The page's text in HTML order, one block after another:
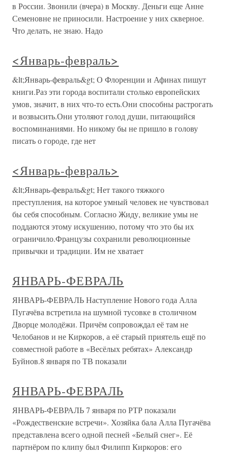
в России. Звонили (вчера) в Москву. Деньги еще Анне
Семеновне не приносили. Настроение у них скверное.
Что делать, не знаю. Надо
<Январь-февраль>
&lt;Январь-февраль&gt; О Флоренции и Афинах пишут
книги.Раз эти города воспитали столько европейских
умов, значит, в них что-то есть.Они способны растрогать
и возвысить.Они утоляют голод души, питающийся
воспоминаниями. Но никому бы не пришло в голову
писать о городе, где нет
<Январь-февраль>
&lt;Январь-февраль&gt; Нет такого тяжкого
преступления, на которое умный человек не чувствовал
бы себя способным. Согласно Жиду, великие умы не
поддаются этому искушению, потому что это бы их
ограничило.Французы сохранили революционные
привычки и традиции. Им не хватает
ЯНВАРЬ-ФЕВРАЛЬ
ЯНВАРЬ-ФЕВРАЛЬ Наступление Нового года Алла
Пугачёва встретила на шумной тусовке в столичном
Дворце молодёжи. Причём сопровождал её там не
Челобанов и не Киркоров, а её старый приятель ещё по
совместной работе в «Весёлых ребятах» Александр
Буйнов.8 января по ТВ показали
ЯНВАРЬ-ФЕВРАЛЬ
ЯНВАРЬ-ФЕВРАЛЬ 7 января по РТР показали
«Рождественские встречи». Хозяйка бала Алла Пугачёва
представлена всего одной песней «Белый снег». Её
партнёром по клипу был Филипп Киркоров: его